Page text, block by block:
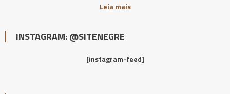
Leia mais
INSTAGRAM: @SITENEGRE
[instagram-feed]